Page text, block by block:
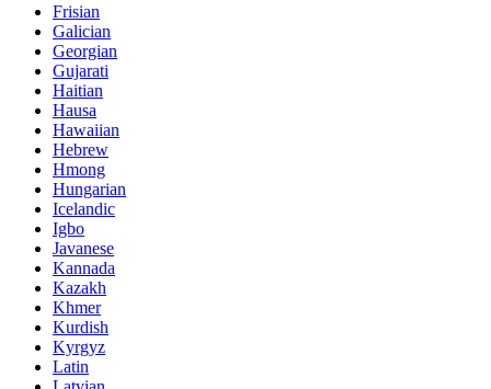
Frisian
Galician
Georgian
Gujarati
Haitian
Hausa
Hawaiian
Hebrew
Hmong
Hungarian
Icelandic
Igbo
Javanese
Kannada
Kazakh
Khmer
Kurdish
Kyrgyz
Latin